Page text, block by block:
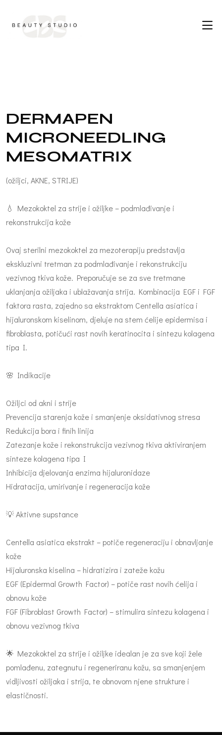
DERMAPEN
MICRONEEDLING
MESOMATRIX
(ožiljci, AKNE, STRIJE)
💧 Mezokoktel za strije i ožiljke – podmlađivanje i
rekonstrukcija kože
Ovaj sterilni mezokoktel za mezoterapiju predstavlja
ekskluzivni tretman za podmlađivanje i rekonstrukciju
vezivnog tkiva kože. Preporučuje se za sve tretmane
uklanjanja ožiljaka i ublažavanja strija. Kombinacija EGF i FGF
faktora rasta, zajedno sa ekstraktom Centella asiatica i
hijaluronskom kiselinom, djeluje na stem ćelije epidermisa i
fibroblasta, potičući rast novih keratinocita i sintezu kolagena
tipa I.
🌸 Indikacije
Ožiljci od akni i strije
Prevencija starenja kože i smanjenje oksidativnog stresa
Redukcija bora i finih linija
Zatezanje kože i rekonstrukcija vezivnog tkiva aktiviranjem
sinteze kolagena tipa I
Inhibicija djelovanja enzima hijaluronidaze
Hidratacija, umirivanje i regeneracija kože
💡 Aktivne supstance
Centella asiatica ekstrakt – potiče regeneraciju i obnavljanje
kože
Hijaluronska kiselina – hidratizira i zateže kožu
EGF (Epidermal Growth Factor) – potiče rast novih ćelija i
obnovu kože
FGF (Fibroblast Growth Factor) – stimulira sintezu kolagena i
obnovu vezivnog tkiva
🌟 Mezokoktel za strije i ožiljke idealan je za sve koji žele
pomlađenu, zategnutu i regeneriranu kožu, sa smanjenjem
vidljivosti ožiljaka i strija, te obnovom njene strukture i
elastičnosti.